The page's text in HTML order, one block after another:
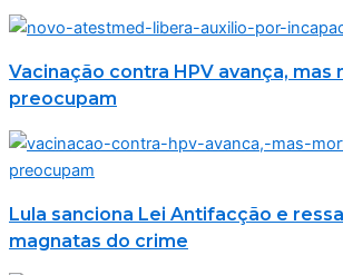
Vacinação contra HPV avança, mas
preocupam
Lula sanciona Lei Antifacção e
magnatas do crime